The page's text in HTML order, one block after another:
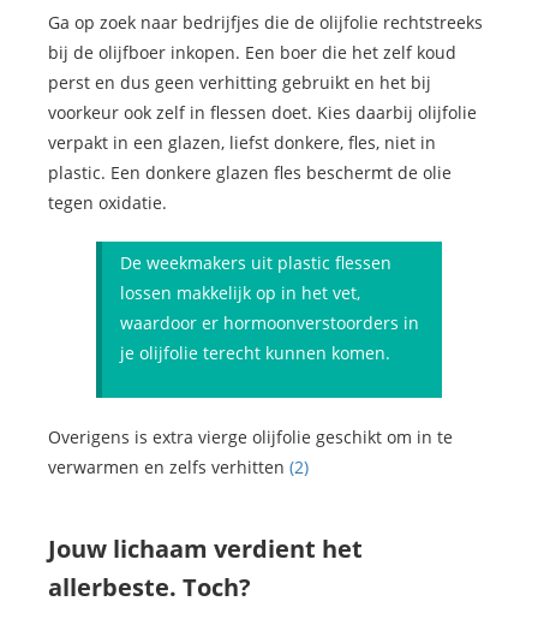
Ga op zoek naar bedrijfjes die de olijfolie rechtstreeks
bij de olijfboer inkopen. Een boer die het zelf koud
perst en dus geen verhitting gebruikt en het bij
voorkeur ook zelf in flessen doet. Kies daarbij olijfolie
verpakt in een glazen, liefst donkere, fles, niet in
plastic. Een donkere glazen fles beschermt de olie
tegen oxidatie.
De weekmakers uit plastic flessen
lossen makkelijk op in het vet,
waardoor er hormoonverstoorders in
je olijfolie terecht kunnen komen.
Overigens is extra vierge olijfolie geschikt om in te
verwarmen en zelfs verhitten (2)
Jouw lichaam verdient het
allerbeste. Toch?